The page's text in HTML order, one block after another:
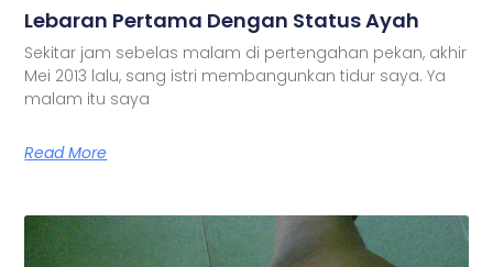
Lebaran Pertama Dengan Status Ayah
Sekitar jam sebelas malam di pertengahan pekan, akhir
Mei 2013 lalu, sang istri membangunkan tidur saya. Ya
malam itu saya
Read More